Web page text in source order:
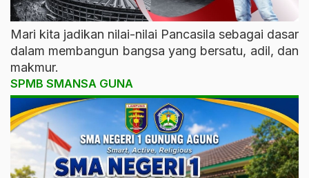
Mari kita jadikan nilai-nilai Pancasila sebagai dasar
dalam membangun bangsa yang bersatu, adil, dan
makmur.
SPMB SMANSA GUNA